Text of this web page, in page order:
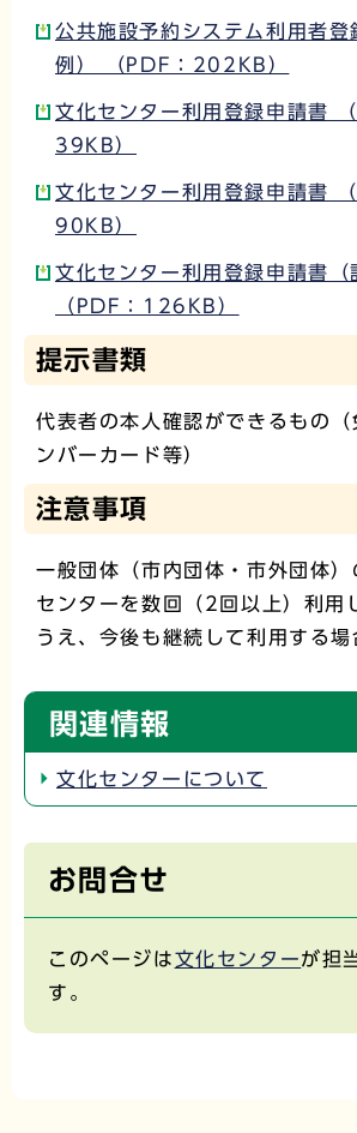
公共施設予約システム利用者登
例） （PDF：202KB）
文化センター利用登録申請書
39KB）
文化センター利用登録申請書 （
90KB）
文化センター利用登録申請書（
（PDF：126KB）
提示書類
代表者の本人確認ができるもの（
ンバーカード等）
注意事項
一般団体（市内団体・市外団体
センターを数回（2回以上）利用
うえ、今後も継続して利用する場
関連情報
文化センターについて
お問合せ
このページは文化センターが担
す。